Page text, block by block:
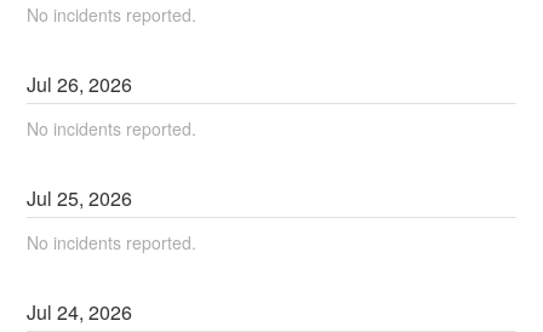
No incidents reported.
Jul26,2026
No incidents reported.
Jul25,2026
No incidents reported.
Jul24,2026